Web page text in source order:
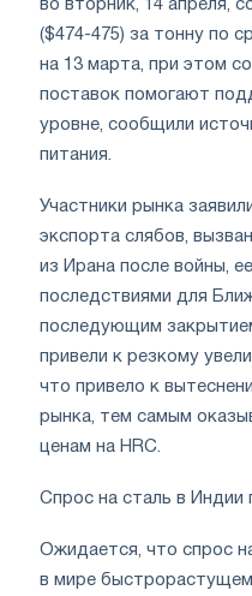
во вторник, 14 апреля,
($474-475) за тонну по
на 13 марта, при этом
поставок помогают
уровне, сообщили
питания.
Участники рынка
экспорта слябов,
из Ирана после войны,
последствиями для
последующим
привели к резкому
что привело к
рынка, тем самым
ценам на HRC.
Спрос на сталь в Индии
Ожидается, что спрос
в мире